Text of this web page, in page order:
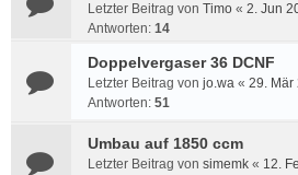
Letzter Beitrag von Timo « 2. Jun
Antworten: 14
Doppelvergaser 36 DCNF
Letzter Beitrag von jo.wa « 29. Mär
Antworten: 51
Umbau auf 1850 ccm
Letzter Beitrag von simemk « 12.